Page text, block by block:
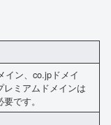
イン、co.jpドメイ
レミアムドメインは
です。